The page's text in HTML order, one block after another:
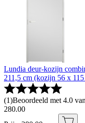
Lundia deur-kozijn
211,5 cm (kozijn 56 x
(1)Beoordeeld met 4.0
280.00